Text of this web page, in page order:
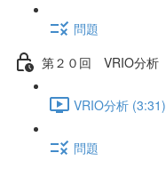
問題
第２０回 VRIO分析
VRIO分析 (3:31)
問題